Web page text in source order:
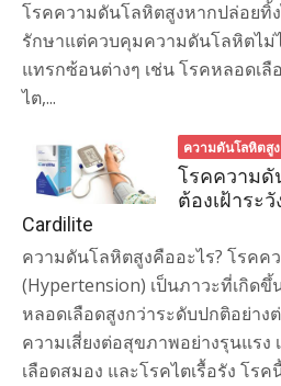
โรคความดันโลหิตสูงหากปล่อยทิ้
รักษาแต่ควบคุมความดันโลหิตไม่
แทรกซ้อนต่างๆ เช่น โรคหลอดเลื
ไต,...
ความดันโลหิตสูง
โรคความดั
ต้องเฝ้าระ
Cardilite
ความดันโลหิตสูงคืออะไร? โรคค
(Hypertension) เป็นภาวะที่เกิด
หลอดเลือดสูงกว่าระดับปกติอย่าง
ความเสี่ยงต่อสุขภาพอย่างรุนแรง
เลือดสมอง และโรคไตเรื้อรัง โร